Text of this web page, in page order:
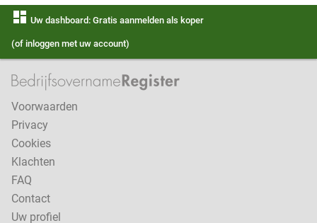
dashboard Uw dashboard: Gratis aanmelden als koper
(of inloggen met uw account)
Voorwaarden
Privacy
Cookies
Klachten
FAQ
Contact
Uw profiel